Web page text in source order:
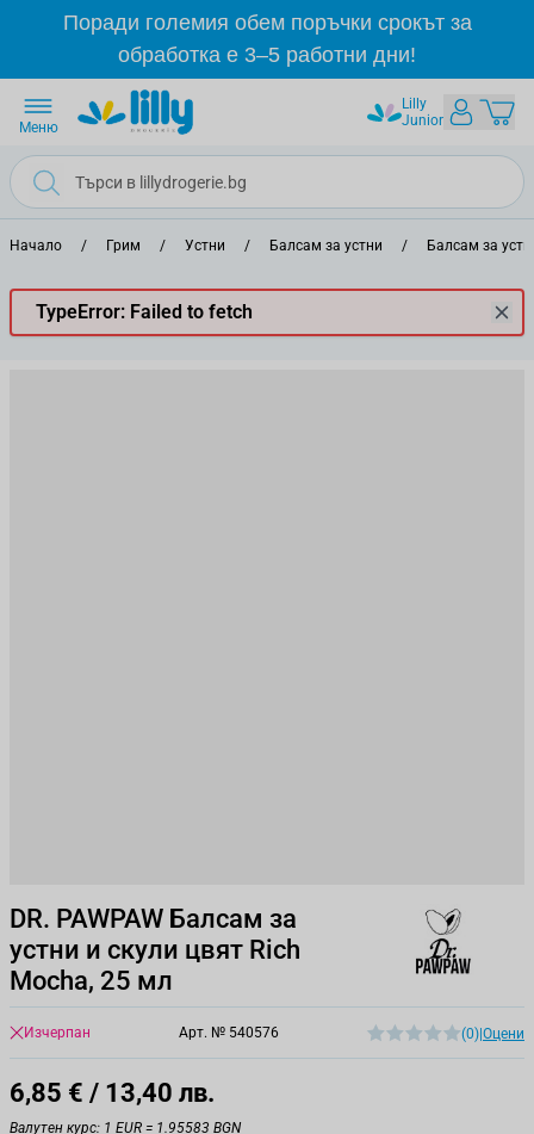
Прескачане към съдържанието
Поради големия обем поръчки срокът за
обработка е 3–5 работни дни!
Lilly
Junior
Меню
Начало / Грим / Устни / Балсам за устни / Балсам за
TypeError: Failed to fetch
DR. PAWPAW Балсам за
устни и скули цвят Rich
Mocha, 25 мл
Изчерпан Арт. № 540576 (0) Оцени
6,85 € / 13,40 лв.
Валутен курс: 1 EUR = 1.95583 BGN